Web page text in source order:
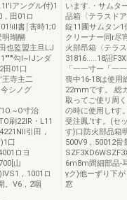
アングル付)1
田01ロ
書￨害時1;0
明瑚醐
也監盟主旦LJ
勾I~IJンダ
田01口
王寺主二
シノグ
寸治
刷22IR・L11
引田，
口
ロヨ
山
，1001ロ
。V6，2咽
います.・サムタ
品箱〈テラスド
錠11圃サムタン1
クリーナー同r尽
火部昂箱〈テラ
31816.....18詔
「一一寸ー「一
喪中16-18は使用
22mmです。.総
取ってご使リ周
の時に使用しtす
受注鳳.'tす。(セ
す}口防火部品箱
500V9，50012骨
6m8m間細部品-
γク)他ーずり下
窓